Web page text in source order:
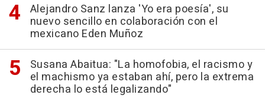
Alejandro Sanz lanza 'Yo era poesía', su
nuevo sencillo en colaboración con el
mexicano Eden Muñoz
Susana Abaitua: "La homofobia, el racismo y
el machismo ya estaban ahí, pero la extrema
derecha lo está legalizando"